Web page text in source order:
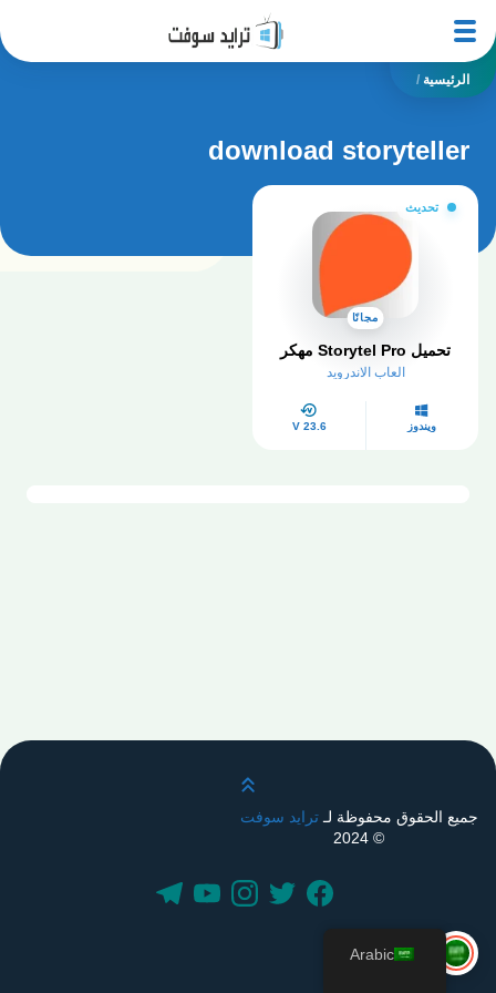
الرئيسية /
download storyteller
تحديث
مجانًا
تحميل Storytel Pro مهكر
العاب الاندرويد
ويندوز V 23.6
قم بالتمرير لأعلى
جميع الحقوق محفوظة لـترايد سوفت
© 2024
Arabic